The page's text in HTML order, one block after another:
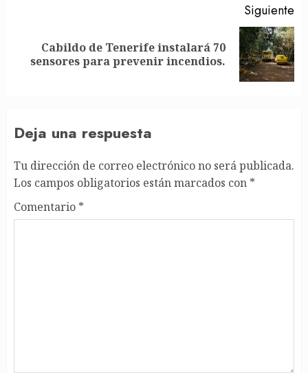
Siguiente
Siguiente
entrada:
Cabildo de Tenerife instalará 70
sensores para prevenir incendios.
Deja una respuesta
Tu dirección de correo electrónico no será publicada.
Los campos obligatorios están marcados con *
Comentario *